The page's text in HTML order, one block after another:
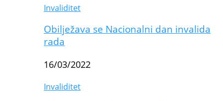
Invaliditet
Obilježava se Nacionalni dan invalida
rada
16/03/2022
Invaliditet